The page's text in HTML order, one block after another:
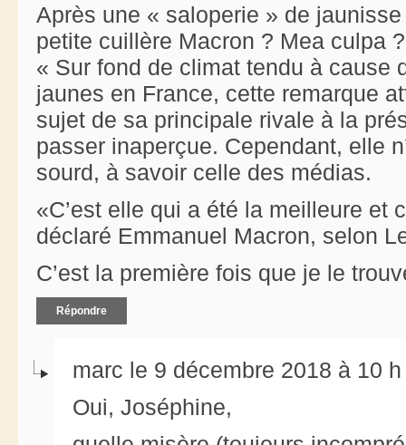
Après une « saloperie » de
petite cuillère Macron ? Mea culpa ?
« Sur fond de climat tendu à cause
jaunes en France, cette remarque
sujet de sa principale rivale à la
passer inaperçue. Cependant, elle
sourd, à savoir celle des médias.
«C’est elle qui a été la meilleure et
déclaré Emmanuel Macron, selon
C’est la première fois que je le
Répondre
marc le 9 décembre 2018 à 10
Oui, Joséphine,